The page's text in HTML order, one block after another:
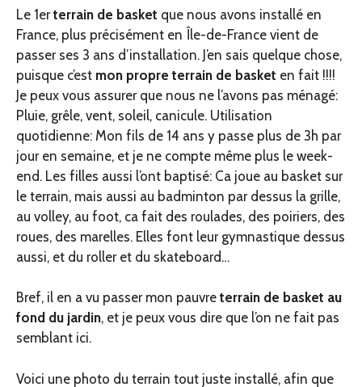
Le 1erterrain de basket que nous avons installé en
France, plus précisément en Île-de-France vient de
passer ses 3 ans d’installation. J’en sais quelque chose,
puisque c’est mon propre terrain de basket en fait !!!!
Je peux vous assurer que nous ne l’avons pas ménagé:
Pluie, grêle, vent, soleil, canicule. Utilisation
quotidienne: Mon fils de 14 ans y passe plus de 3h par
jour en semaine, et je ne compte même plus le week-
end. Les filles aussi l’ont baptisé: Ca joue au basket sur
le terrain, mais aussi au badminton par dessus la grille,
au volley, au foot, ca fait des roulades, des poiriers, des
roues, des marelles. Elles font leur gymnastique dessus
aussi, et du roller et du skateboard…
Bref, il en a vu passer mon pauvreterrain de basket au
fond du jardin, et je peux vous dire que l’on ne fait pas
semblant ici.
Voici une photo du terrain tout juste installé, afin que